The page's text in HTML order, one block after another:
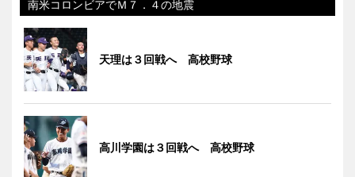
南米コロンビアでＭ７．４の地震
天理は３回戦へ 高校野球
高川学園は３回戦へ 高校野球